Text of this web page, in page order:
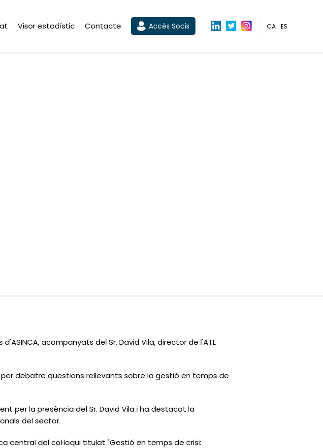
Visor estadístic Contacte Accès Socis CA ES
d'ASINCA,acompanyats del Sr. David Vila, director de l'ATL
debatre qüestions rellevants sobre la gestió en temps de
per la presència del Sr. David Vila i ha destacat la
del sector.
central del col·loqui titulat "Gestió en temps de crisi: